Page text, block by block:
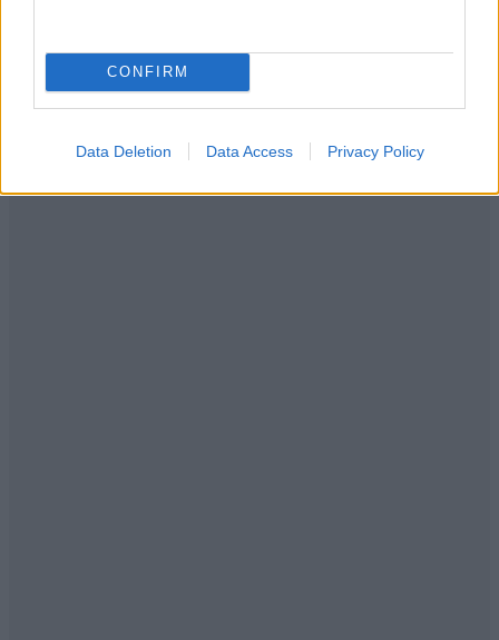
CONFIRM
Data Deletion Data Access Privacy Policy
Αναστάτωση στα τουρκικά ΜΜΕ: «Το Ισραήλ θα
στήσει συμμαχία επτά χωρών απέναντι σε